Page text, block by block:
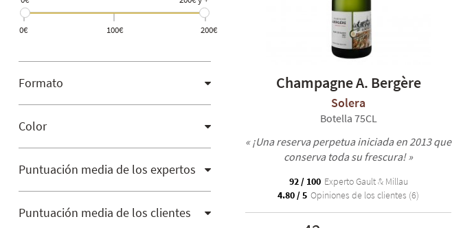
0€ 100€ 200€
Formato
Color
Puntuación media de los expertos
Puntuación media de los clientes
Champagne A. Bergère
Solera
Botella 75CL
« ¡Una reserva perpetua iniciada en 2013 que
conserva toda su frescura! »
92 / 100 Experto Gault & Millau
4.80 / 5 Opiniones de los clientes (6)